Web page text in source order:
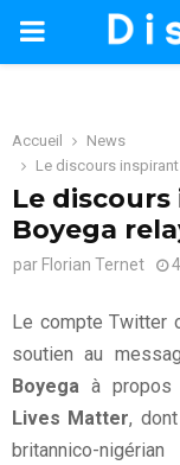
PRIMARY
Accueil
News
Le discours
Le
Boyega
par Florian Ternet
Le compte Twitter
soutien au
Boyega à propos
Lives Matter, dont
britannico-